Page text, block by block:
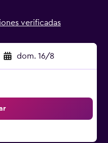
verificadas
dom. 16/8